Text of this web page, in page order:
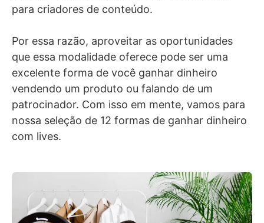
para criadores de conteúdo.
Por essa razão, aproveitar as oportunidades
que essa modalidade oferece pode ser uma
excelente forma de você ganhar dinheiro
vendendo um produto ou falando de um
patrocinador. Com isso em mente, vamos para
nossa seleção de 12 formas de ganhar dinheiro
com lives.